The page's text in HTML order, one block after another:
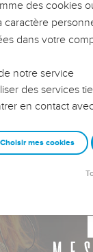
leur foi ou leur
traversés, alors
reviennent sur
plus de sagesse
une équipe, un
des cookies
caractère
dans votre
notre service
des services
en contact
Choisir mes cookies